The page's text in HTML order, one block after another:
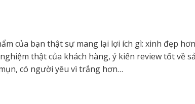
của bạn thật sự mang lại lợi ích gì: xinh đẹp
thật của khách hàng, ý kiến review tốt về
có người yêu vì trắng hơn…